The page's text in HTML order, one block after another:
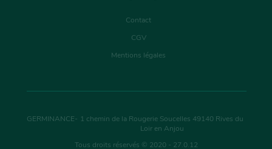
Contact
CGV
Mentions légales
GERMINANCE- 1 chemin de la Rougerie Soucelles 49140 Rives du
Loir en Anjou
Tous droits réservés © 2020 - 27.0.12